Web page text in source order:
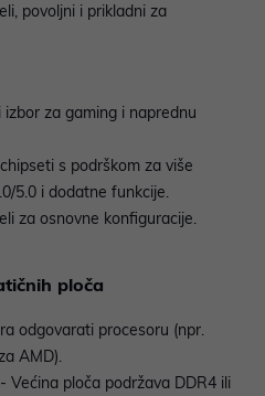
povoljni i prikladni za
izbor za gaming i naprednu
s podrškom za više
5.0 i dodatne funkcije.
za osnovne konfiguracije.
ploča
odgovarati procesoru (npr.
AMD).
- Većina ploča podržava DDR4 ili